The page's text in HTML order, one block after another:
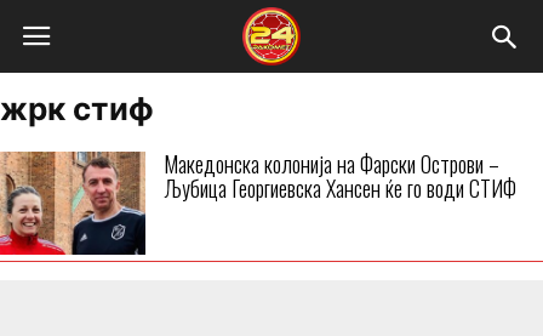
жрк стиф
Македонска колонија на Фарски Острови –
Љубица Георгиевска Хансен ќе го води СТИФ